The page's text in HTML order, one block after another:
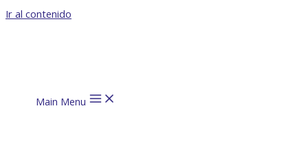
Ir al contenido
Main Menu